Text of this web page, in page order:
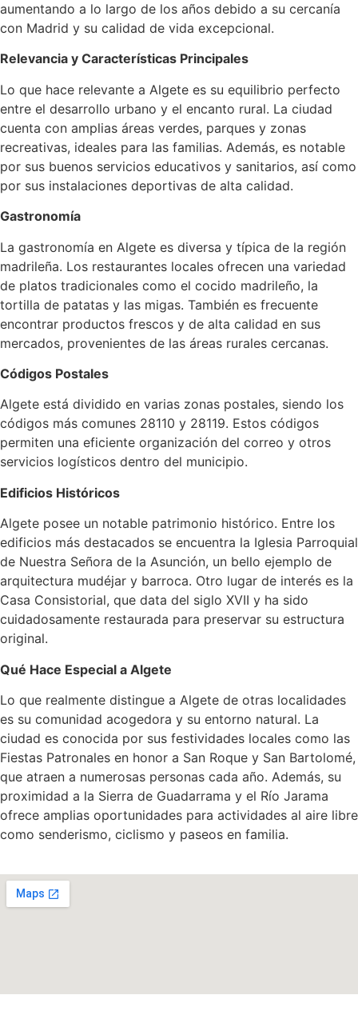
aumentando a lo largo de los años debido a su cercanía
con Madrid y su calidad de vida excepcional.
Relevancia y Características Principales
Lo que hace relevante a Algete es su equilibrio perfecto
entre el desarrollo urbano y el encanto rural. La ciudad
cuenta con amplias áreas verdes, parques y zonas
recreativas, ideales para las familias. Además, es notable
por sus buenos servicios educativos y sanitarios, así como
por sus instalaciones deportivas de alta calidad.
Gastronomía
La gastronomía en Algete es diversa y típica de la región
madrileña. Los restaurantes locales ofrecen una variedad
de platos tradicionales como el cocido madrileño, la
tortilla de patatas y las migas. También es frecuente
encontrar productos frescos y de alta calidad en sus
mercados, provenientes de las áreas rurales cercanas.
Códigos Postales
Algete está dividido en varias zonas postales, siendo los
códigos más comunes 28110 y 28119. Estos códigos
permiten una eficiente organización del correo y otros
servicios logísticos dentro del municipio.
Edificios Históricos
Algete posee un notable patrimonio histórico. Entre los
edificios más destacados se encuentra la Iglesia Parroquial
de Nuestra Señora de la Asunción, un bello ejemplo de
arquitectura mudéjar y barroca. Otro lugar de interés es la
Casa Consistorial, que data del siglo XVII y ha sido
cuidadosamente restaurada para preservar su estructura
original.
Qué Hace Especial a Algete
Lo que realmente distingue a Algete de otras localidades
es su comunidad acogedora y su entorno natural. La
ciudad es conocida por sus festividades locales como las
Fiestas Patronales en honor a San Roque y San Bartolomé,
que atraen a numerosas personas cada año. Además, su
proximidad a la Sierra de Guadarrama y el Río Jarama
ofrece amplias oportunidades para actividades al aire libre
como senderismo, ciclismo y paseos en familia.